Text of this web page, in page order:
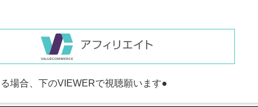
場合、下のVIEWERで視聴願います●